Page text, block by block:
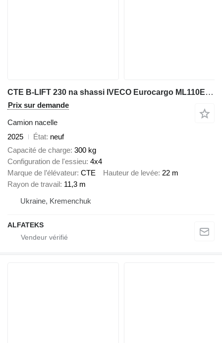
CTE B-LIFT 230 na shassi IVECO Eurocargo ML110E25WS 4h4
Prix sur demande
Camion nacelle
2025
État neuf
Capacité de charge 300 kg
Configuration de l'essieu 4x4
Marque de l’élévateur CTE Hauteur de levée 22 m
Rayon de travail 11,3 m
Ukraine, Kremenchuk
ALFATEKS